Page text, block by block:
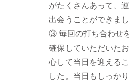
がたくさんあって、
出会うことができまし
③ 毎回の打ち合わせ
確保していただいた
心して当日を迎える
した。当日もしっか